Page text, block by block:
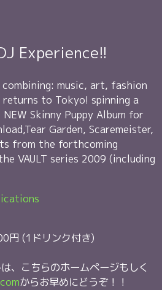
Experience!!
combining: music, art, fashion
to Tokyo! spinning a
Skinny Puppy Album for
Garden, Scaremeister,
from the forthcoming
VAULT series 2009 (including
円 (1ドリンク付き)
、こちらのホームページもしく
からお早めにどうぞ！！